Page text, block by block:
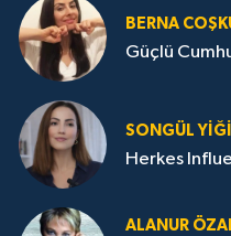
BERNA
Güçlü
SONGÜL
Herkes
ALANUR